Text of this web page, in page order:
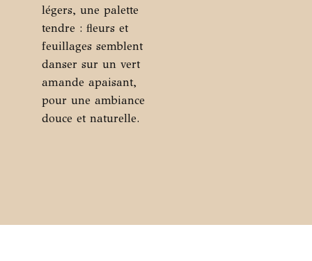
légers, une palette
tendre : fleurs et
feuillages semblent
danser sur un vert
amande apaisant,
pour une ambiance
douce et naturelle.